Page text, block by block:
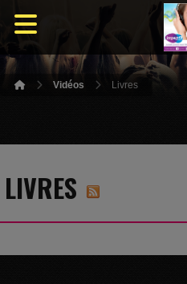
Vidéos Livres
LIVRES